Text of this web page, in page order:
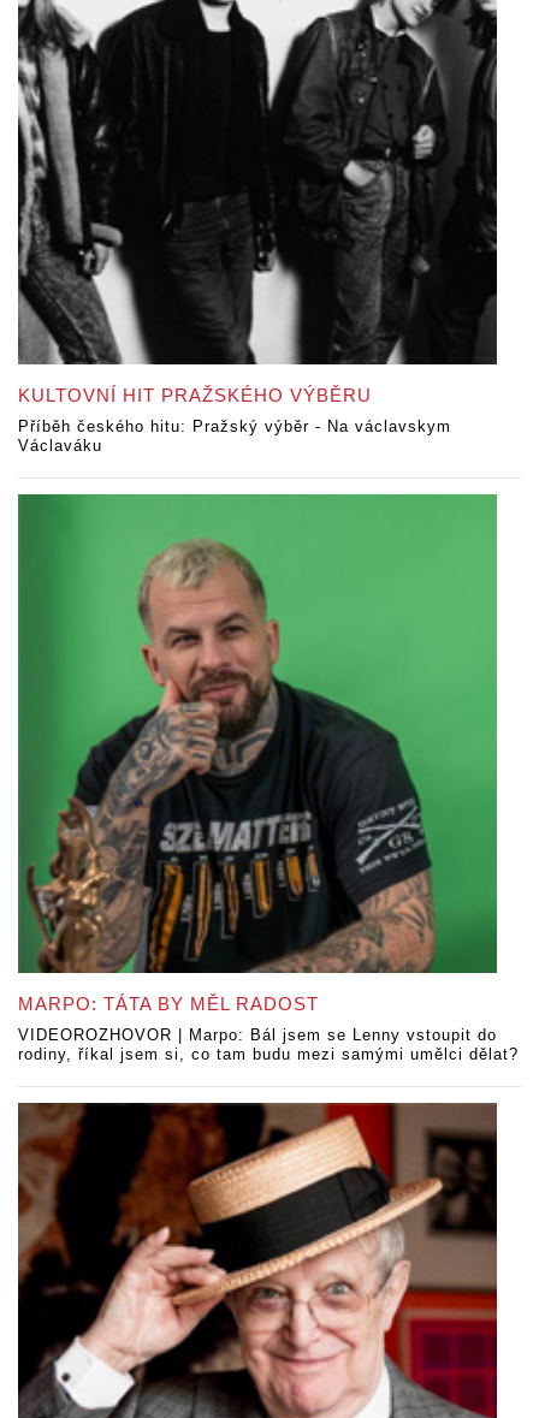
KULTOVNÍ HIT PRAŽSKÉHO VÝBĚRU
Příběh českého hitu: Pražský výběr - Na václavskym
Václaváku
MARPO: TÁTA BY MĚL RADOST
VIDEOROZHOVOR | Marpo: Bál jsem se Lenny vstoupit do
rodiny, říkal jsem si, co tam budu mezi samými umělci dělat?